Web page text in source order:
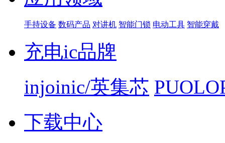
手持设备 数码产品 对讲机 智能门锁 电动工具 智能穿戴
充电ic品牌
injoinic/英集芯
下载中心